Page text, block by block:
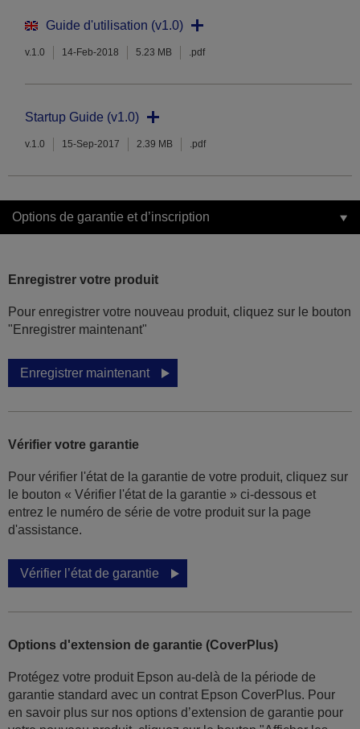
Guide d'utilisation (v1.0)
v.1.0 14-Feb-2018 5.23 MB .pdf
Startup Guide (v1.0)
v.1.0 15-Sep-2017 2.39 MB .pdf
Options de garantie et d’inscription
Enregistrer votre produit
Pour enregistrer votre nouveau produit, cliquez sur le bouton
"Enregistrer maintenant"
Enregistrer maintenant
Vérifier votre garantie
Pour vérifier l'état de la garantie de votre produit, cliquez sur
le bouton « Vérifier l'état de la garantie » ci-dessous et
entrez le numéro de série de votre produit sur la page
d'assistance.
Vérifier l’état de garantie
Options d'extension de garantie (CoverPlus)
Protégez votre produit Epson au-delà de la période de
garantie standard avec un contrat Epson CoverPlus. Pour
en savoir plus sur nos options d’extension de garantie pour